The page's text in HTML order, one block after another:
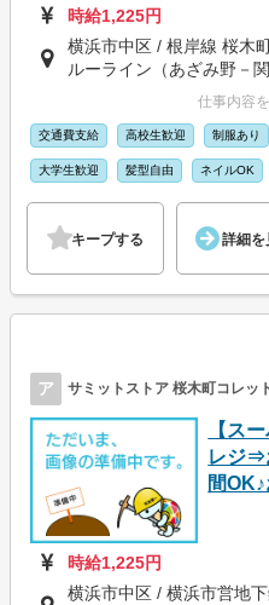
時給1,225円
横浜市中区 / 根岸線 桜木
ルーライン（あざみ野－
仕事内容
交通費支給 高校生歓迎 制服あり
大学生歓迎 髪型自由 ネイルOK
キープする 詳細を
ア サミットストア 桜木町コレ
【ス
レジ⇒
間
時給1,225円
横浜市中区 / 横浜市営地